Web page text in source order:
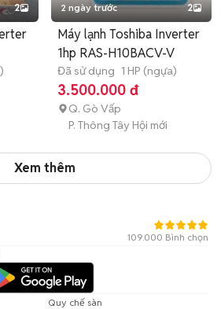
2 2 ngày trước 2
Máy lạnh Toshiba Inverter
1hp RAS-H10BACV-V
Đã sử dụng 1 HP (ngựa)
3.500.000 đ
Q. Gò Vấp
P. Thông Tây Hội mới
Xem thêm
109.000 Bình chọn
Quy chế sàn